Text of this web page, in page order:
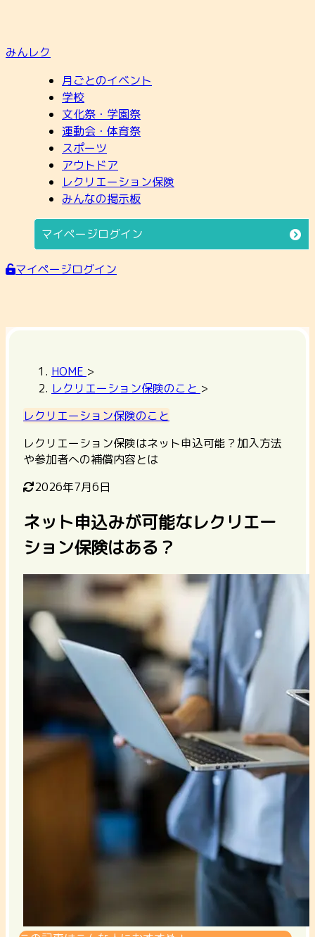
みんレク
月ごとのイベント
学校
文化祭・学園祭
運動会・体育祭
スポーツ
アウトドア
レクリエーション保険
みんなの掲示板
マイページログイン
マイページログイン
HOME >
レクリエーション保険のこと >
レクリエーション保険のこと
レクリエーション保険はネット申込可能？加入方法
や参加者への補償内容とは
2026年7月6日
ネット申込みが可能なレクリエー
ション保険はある？